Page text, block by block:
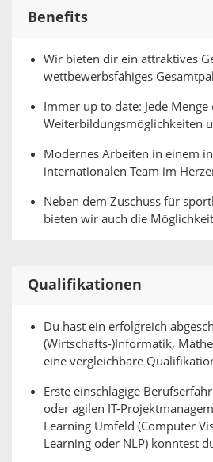
Benefits
Wir bieten dir ein attraktives
wettbewerbsfähiges
Immer up to date: Jede
Weiterbildungsmöglichkeiten
Modernes Arbeiten in einem
internationalen Team im
Neben dem Zuschuss für
bieten wir auch die
Qualifikationen
Du hast ein erfolgreich
(Wirtschafts-)Informatik,
eine vergleichbare
Erste einschlägige
oder agilen IT-
Learning Umfeld (Computer
Learning oder NLP) konntest